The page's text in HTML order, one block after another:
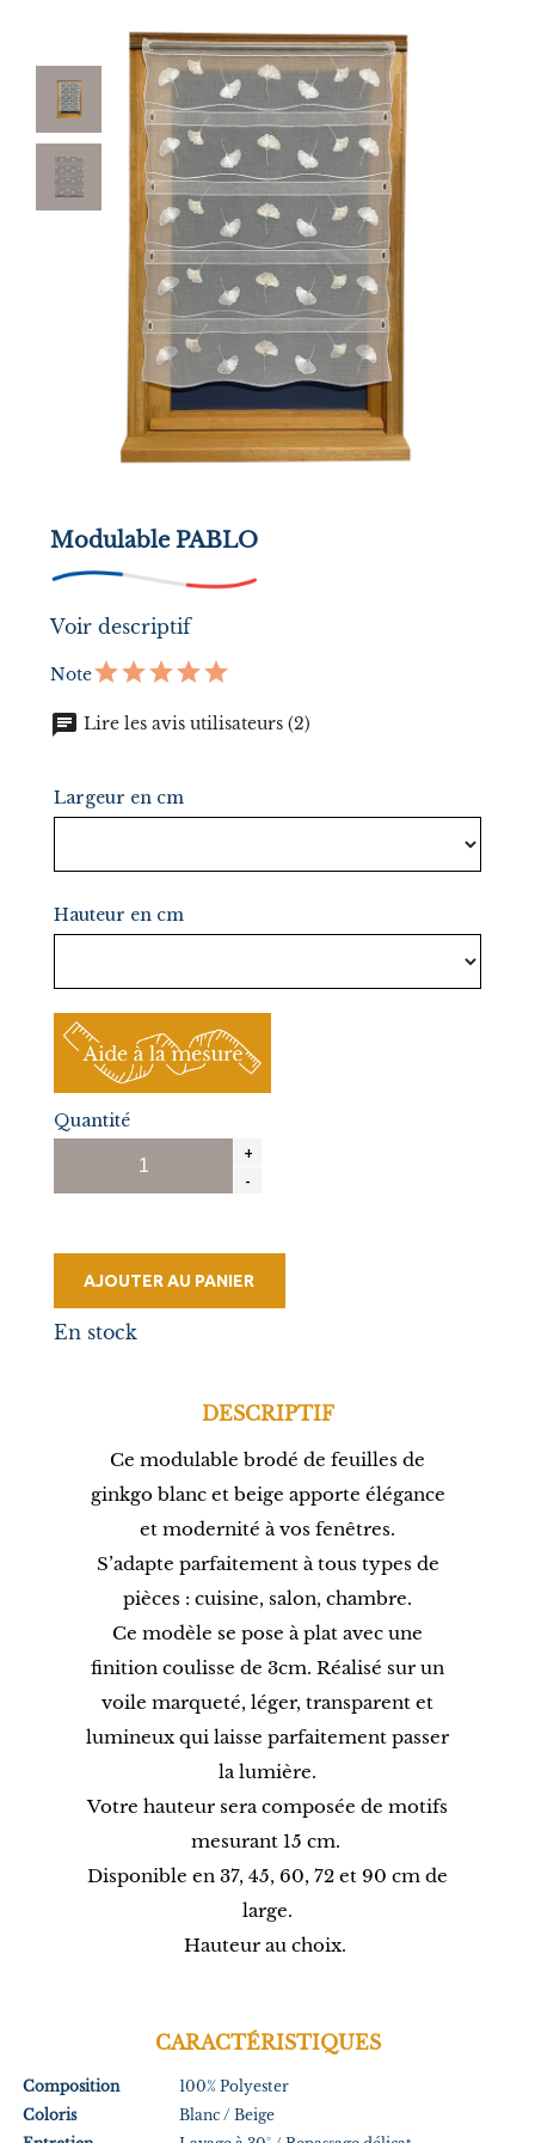
Modulable PABLO
Voir descriptif
Note
chat Lire les avis utilisateurs (2)
Largeur en cm
Hauteur en cm
Quantité
AJOUTER AU PANIER
En stock
DESCRIPTIF
Ce modulable brodé de feuilles de
ginkgo blanc et beige apporte élégance
et modernité à vos fenêtres.
S’adapte parfaitement à tous types de
pièces : cuisine, salon, chambre.
Ce modèle se pose à plat avec une
finition coulisse de 3cm. Réalisé sur un
voile marqueté, léger, transparent et
lumineux qui laisse parfaitement passer
la lumière.
Votre hauteur sera composée de motifs
mesurant 15 cm.
Disponible en 37, 45, 60, 72 et 90 cm de
large.
Hauteur au choix.
CARACTÉRISTIQUES
Composition
Coloris
100% Polyester
Blanc / Beige